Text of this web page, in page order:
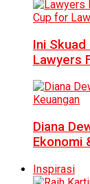
Ini Skuad
Lawyers
Diana
Ekonomi
Inspirasi